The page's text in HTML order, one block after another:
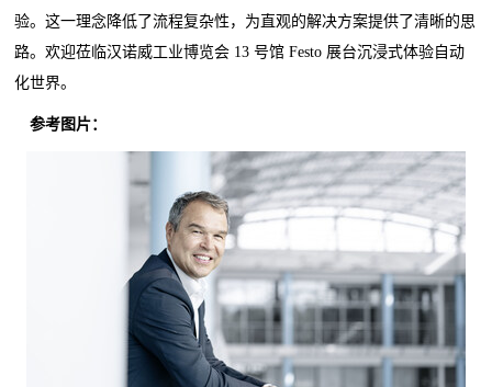
验。这一理念降低了流程复杂性，为直观的解决方案提供了清晰的思
路。欢迎莅临汉诺威工业博览会 13 号馆 Festo 展台沉浸式体验自动
化世界。
参考图片：